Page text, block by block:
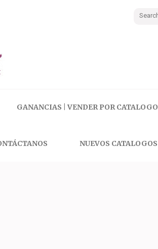
GANANCIAS | VENDER POR
NUEVOS CATALOGOS